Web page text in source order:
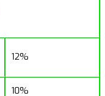
12%
10%